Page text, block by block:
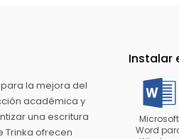
la mejora del
académica y
una escritura
Trinka ofrecen
Instalar
Microsoft
Word